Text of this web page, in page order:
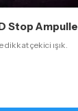
Stop
çekici ışık.